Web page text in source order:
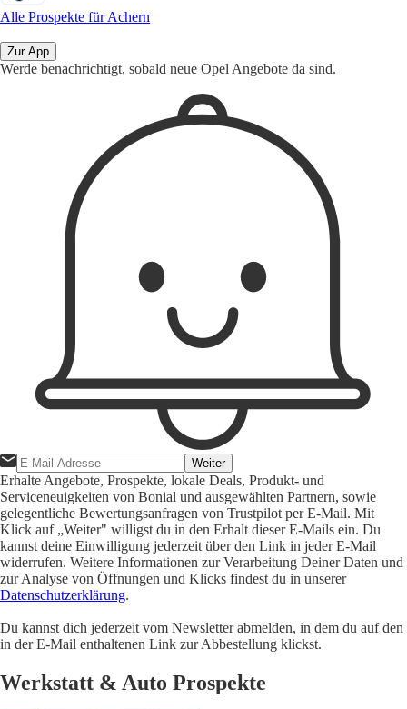
Alle Prospekte für Achern
Zur App
Werde benachrichtigt, sobald neue Opel Angebote da sind.
Weiter
Erhalte Angebote, Prospekte, lokale Deals, Produkt- und
Serviceneuigkeiten von Bonial und ausgewählten Partnern, sowie
gelegentliche Bewertungsanfragen von Trustpilot per E-Mail. Mit
Klick auf „Weiter" willigst du in den Erhalt dieser E-Mails ein. Du
kannst deine Einwilligung jederzeit über den Link in jeder E-Mail
widerrufen. Weitere Informationen zur Verarbeitung Deiner Daten und
zur Analyse von Öffnungen und Klicks findest du in unserer
Datenschutzerklärung.
Du kannst dich jederzeit vom Newsletter abmelden, in dem du auf den
in der E-Mail enthaltenen Link zur Abbestellung klickst.
Werkstatt & Auto Prospekte